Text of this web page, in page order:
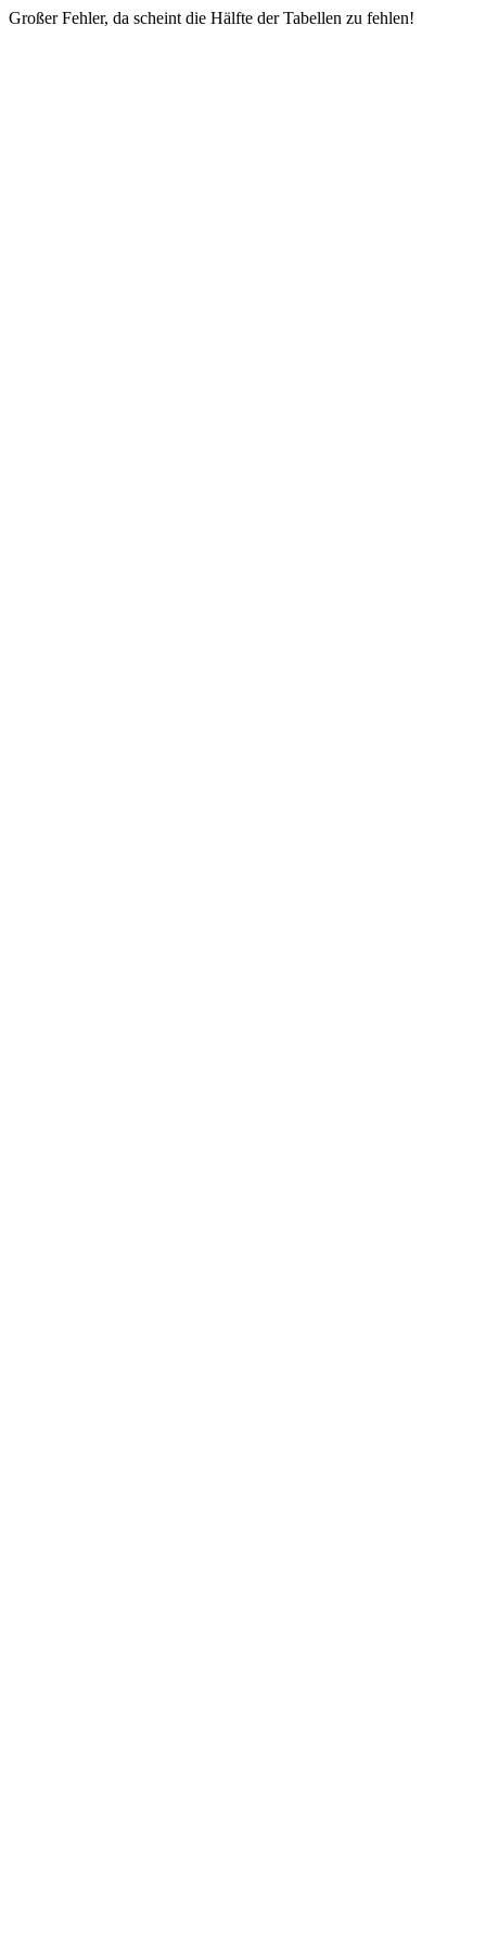
Großer Fehler, da scheint die Hälfte der Tabellen zu fehlen!